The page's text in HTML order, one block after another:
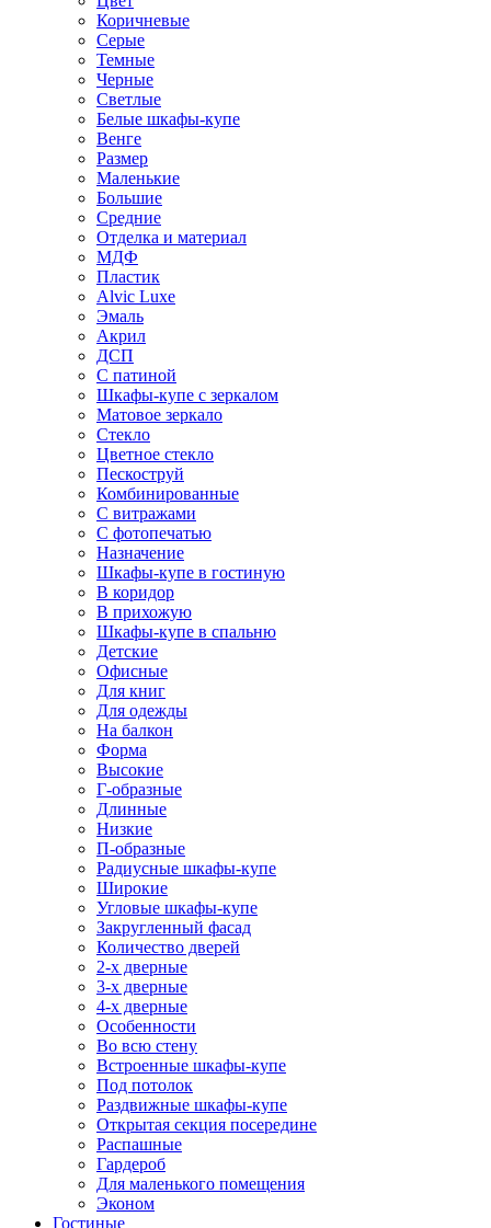
Коричневые
Серые
Темные
Черные
Светлые
Белые шкафы-купе
Венге
Размер
Маленькие
Большие
Средние
Отделка и материал
МДФ
Пластик
Alvic Luxe
Эмаль
Акрил
ДСП
С патиной
Шкафы-купе с зеркалом
Матовое зеркало
Стекло
Цветное стекло
Пескоструй
Комбинированные
С витражами
С фотопечатью
Назначение
Шкафы-купе в гостиную
В коридор
В прихожую
Шкафы-купе в спальню
Детские
Офисные
Для книг
Для одежды
На балкон
Форма
Высокие
Г-образные
Длинные
Низкие
П-образные
Радиусные шкафы-купе
Широкие
Угловые шкафы-купе
Закругленный фасад
Количество дверей
2-х дверные
3-х дверные
4-х дверные
Особенности
Во всю стену
Встроенные шкафы-купе
Под потолок
Раздвижные шкафы-купе
Открытая секция посередине
Распашные
Гардероб
Для маленького помещения
Эконом
Гостиные